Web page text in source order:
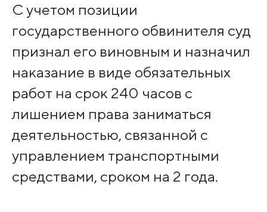
С учетом позиции
государственного обвинителя суд
признал его виновным и назначил
наказание в виде обязательных
работ на срок 240 часов с
лишением права заниматься
деятельностью, связанной с
управлением транспортными
средствами, сроком на 2 года.